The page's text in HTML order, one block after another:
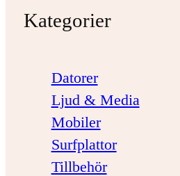
Kategorier
Datorer
Ljud & Media
Mobiler
Surfplattor
Tillbehör